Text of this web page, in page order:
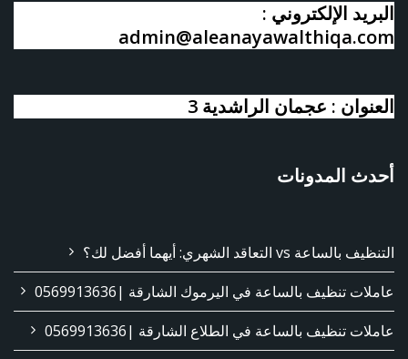
البريد الإلكتروني :
admin@aleanayawalthiqa.com
العنوان : عجمان الراشدية 3
أحدث المدونات
التنظيف بالساعة vs التعاقد الشهري: أيهما أفضل لك؟
عاملات تنظيف بالساعة في اليرموك الشارقة |0569913636
عاملات تنظيف بالساعة في الطلاع الشارقة |0569913636